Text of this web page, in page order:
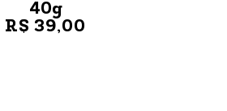
40g
R$ 39,00